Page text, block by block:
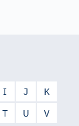
I J
K
T U
V